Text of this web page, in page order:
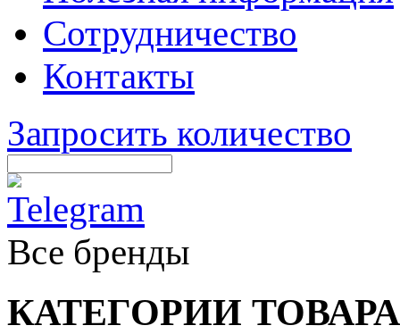
Сотрудничество
Контакты
Запросить количество
Все бренды
КАТЕГОРИИ ТОВАРА